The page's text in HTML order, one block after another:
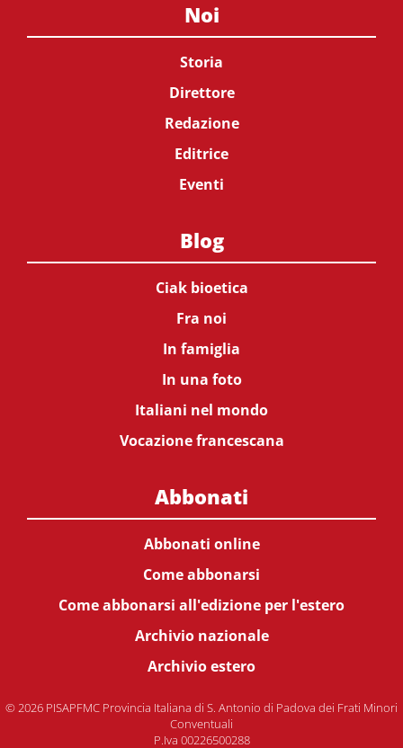
Noi
Storia
Direttore
Redazione
Editrice
Eventi
Blog
Ciak bioetica
Fra noi
In famiglia
In una foto
Italiani nel mondo
Vocazione francescana
Abbonati
Abbonati online
Come abbonarsi
Come abbonarsi all'edizione per l'estero
Archivio nazionale
Archivio estero
© 2026 PISAPFMC Provincia Italiana di S. Antonio di Padova dei Frati Minori
Conventuali
P.Iva 00226500288